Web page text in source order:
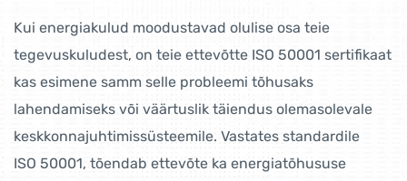
Kui energiakulud moodustavad olulise osa teie
tegevuskuludest, on teie ettevõtte ISO 50001 sertifikaat
kas esimene samm selle probleemi tõhusaks
lahendamiseks või väärtuslik täiendus olemasolevale
keskkonnajuhtimissüsteemile. Vastates standardile
ISO 50001, tõendab ettevõte ka energiatõhususe